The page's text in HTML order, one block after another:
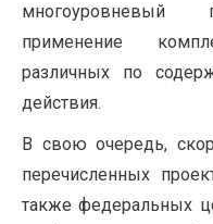
многоуровневый
применение
различных по
действия.
В свою очередь,
перечисленных
также федеральных